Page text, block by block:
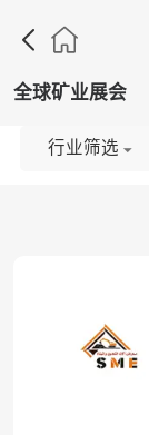

全球矿业展会
行业筛选